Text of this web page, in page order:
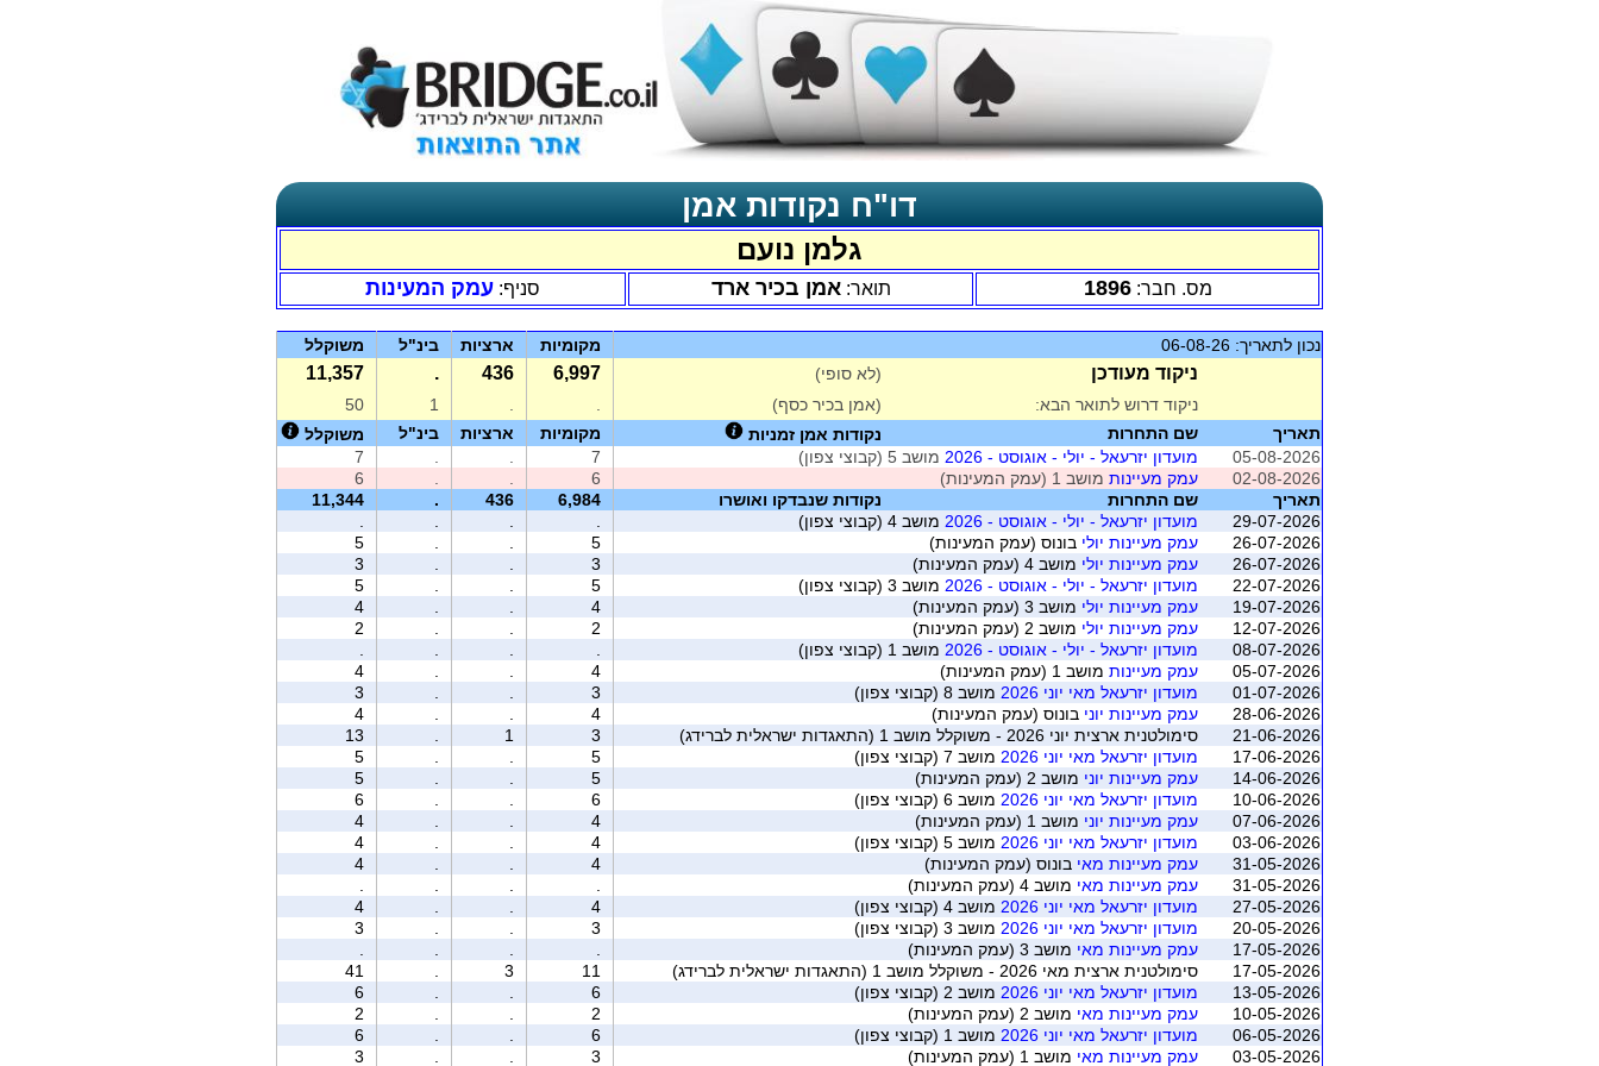
דו"ח נקודות אמן
גלמן נועם
מס. חבר:1896 תואר:אמן בכיר ארד סניף: עמק המעינות
נכון לתאריך: 06-08-26 מקומיות ארציות בינ"ל משוקלל
ניקוד מעודכן (לא סופי) 6,997
436
.
11,357
ניקוד דרוש לתואר הבא: (אמן בכיר כסף) 1
50
תאריך
שם התחרות נקודות אמן זמניות מקומיות ארציות בינ"ל
משוקלל
05-08-2026
מועדון יזרעאל - יולי - אוגוסט - 2026 מושב 5 (קבוצי צפון) 7
7
02-08-2026
עמק מעיינות מושב 1 (עמק המעינות) 6
6
תאריך
שם התחרות נקודות שנבדקו ואושרו 6,984
436
.
11,344
29-07-2026
מועדון יזרעאל - יולי - אוגוסט - 2026 מושב 4 (קבוצי צפון)
26-07-2026
עמק מעיינות יולי בונוס (עמק המעינות) 5
5
26-07-2026
עמק מעיינות יולי מושב 4 (עמק המעינות) 3
3
22-07-2026
מועדון יזרעאל - יולי - אוגוסט - 2026 מושב 3 (קבוצי צפון) 5
5
19-07-2026
עמק מעיינות יולי מושב 3 (עמק המעינות) 4
4
12-07-2026
עמק מעיינות יולי מושב 2 (עמק המעינות) 2
2
08-07-2026
מועדון יזרעאל - יולי - אוגוסט - 2026 מושב 1 (קבוצי צפון)
05-07-2026
עמק מעיינות מושב 1 (עמק המעינות) 4
4
01-07-2026
מועדון יזרעאל מאי יוני 2026 מושב 8 (קבוצי צפון) 3
3
28-06-2026
עמק מעיינות יוני בונוס (עמק המעינות) 4
4
21-06-2026
סימולטנית ארצית יוני 2026 - משוקלל מושב 1 (התאגדות ישראלית לברידג) 3
1
13
17-06-2026
מועדון יזרעאל מאי יוני 2026 מושב 7 (קבוצי צפון) 5
5
14-06-2026
עמק מעיינות יוני מושב 2 (עמק המעינות) 5
5
10-06-2026
מועדון יזרעאל מאי יוני 2026 מושב 6 (קבוצי צפון) 6
6
07-06-2026
עמק מעיינות יוני מושב 1 (עמק המעינות) 4
4
03-06-2026
מועדון יזרעאל מאי יוני 2026 מושב 5 (קבוצי צפון) 4
4
31-05-2026
עמק מעיינות מאי בונוס (עמק המעינות) 4
4
31-05-2026
עמק מעיינות מאי מושב 4 (עמק המעינות)
27-05-2026
מועדון יזרעאל מאי יוני 2026 מושב 4 (קבוצי צפון) 4
4
20-05-2026
מועדון יזרעאל מאי יוני 2026 מושב 3 (קבוצי צפון) 3
3
17-05-2026
עמק מעיינות מאי מושב 3 (עמק המעינות)
17-05-2026
סימולטנית ארצית מאי 2026 - משוקלל מושב 1 (התאגדות ישראלית לברידג) 11
3
41
13-05-2026
מועדון יזרעאל מאי יוני 2026 מושב 2 (קבוצי צפון) 6
6
10-05-2026
עמק מעיינות מאי מושב 2 (עמק המעינות) 2
2
06-05-2026
מועדון יזרעאל מאי יוני 2026 מושב 1 (קבוצי צפון) 6
6
03-05-2026
עמק מעיינות מאי מושב 1 (עמק המעינות) 3
3